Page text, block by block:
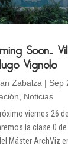
Soon…
Vignolo
Zabalza | Sep
, Noticias
viernes 26
la clase 0
Máster ArchViz